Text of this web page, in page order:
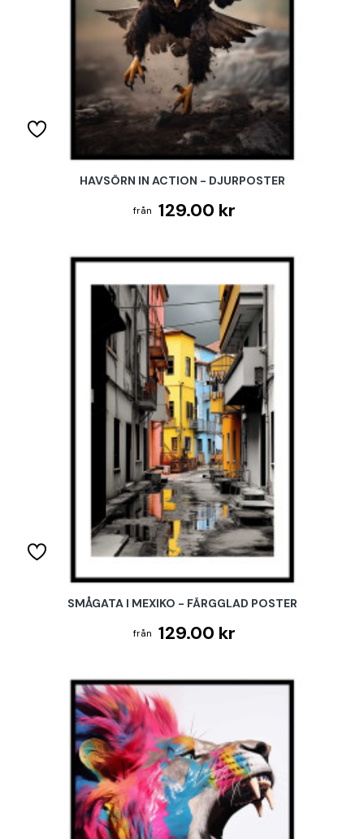
HAVSÖRN IN ACTION - DJURPOSTER
129.00 kr
SMÅGATA I MEXIKO - FÄRGGLAD POSTER
129.00 kr